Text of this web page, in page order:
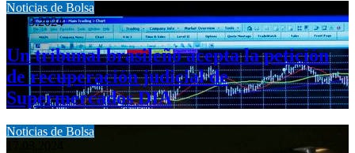
Noticias de Bolsa
24.03.2024
Un tribunal brasileño acepta la petición
de recuperación judicial de
Supermercados DIA
Noticias de Bolsa